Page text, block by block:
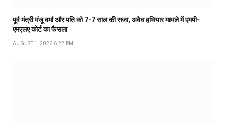
पूर्व मंत्री मंजू वर्मा और पति को 7-7 साल की सजा, अवैध हथियार मामले में एमपी-
एमएलए कोर्ट का फैसला
AUGUST 1, 2026 6:22 PM